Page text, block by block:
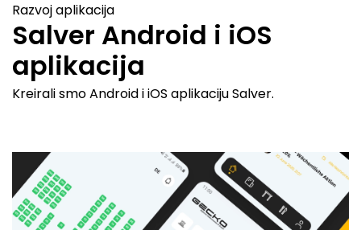
Razvoj aplikacija
Salver Android i iOS
aplikacija
Kreirali smo Android i iOS aplikaciju Salver.